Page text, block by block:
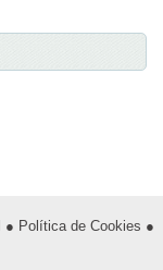
● Política de Cookies ●